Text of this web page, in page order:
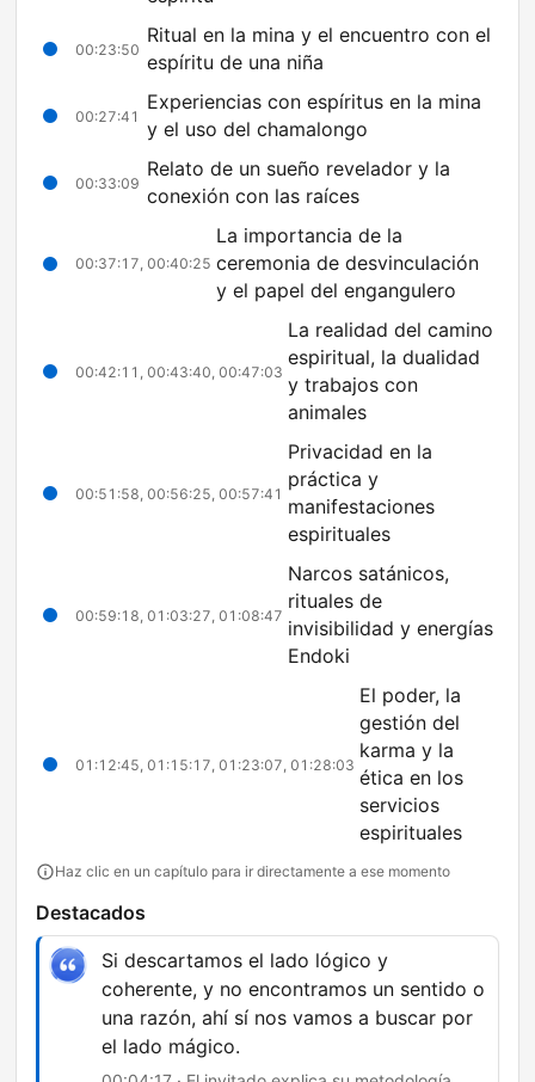
00:23:50
Ritual en la mina y el encuentro con el
espíritu de una niña
00:27:41
Experiencias con espíritus en la mina
y el uso del chamalongo
00:33:09
Relato de un sueño revelador y la
conexión con las raíces
00:37:17, 00:40:25
La importancia de la
ceremonia de desvinculación
y el papel del engangulero
00:42:11, 00:43:40, 00:47:03
La realidad del camino
espiritual, la dualidad
y trabajos con
animales
00:51:58, 00:56:25, 00:57:41
Privacidad en la
práctica y
manifestaciones
espirituales
00:59:18, 01:03:27, 01:08:47
Narcos satánicos,
rituales de
invisibilidad y energías
Endoki
01:12:45, 01:15:17, 01:23:07, 01:28:03
El poder, la
gestión del
karma y la
ética en los
servicios
espirituales
Haz clic en un capítulo para ir directamente a ese momento
Destacados
Si descartamos el lado lógico y
coherente, y no encontramos un sentido o
una razón, ahí sí nos vamos a buscar por
el lado mágico.